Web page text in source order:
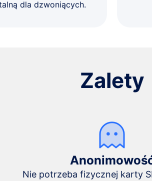
dla dzwoniących.
Zalety
Nie potrzeba fizycznej karty